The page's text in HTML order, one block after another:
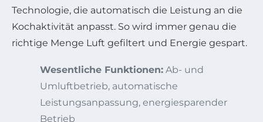
Technologie, die automatisch die Leistung an die
Kochaktivität anpasst. So wird immer genau die
richtige Menge Luft gefiltert und Energie gespart.
Wesentliche Funktionen: Ab- und
Umluftbetrieb, automatische
Leistungsanpassung, energiesparender
Betrieb